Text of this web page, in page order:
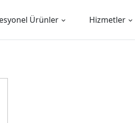
Ürünler Hizmetler